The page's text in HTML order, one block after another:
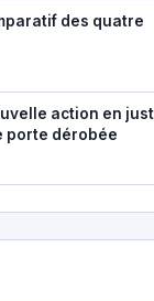
des quatre
action en
porte dérobée